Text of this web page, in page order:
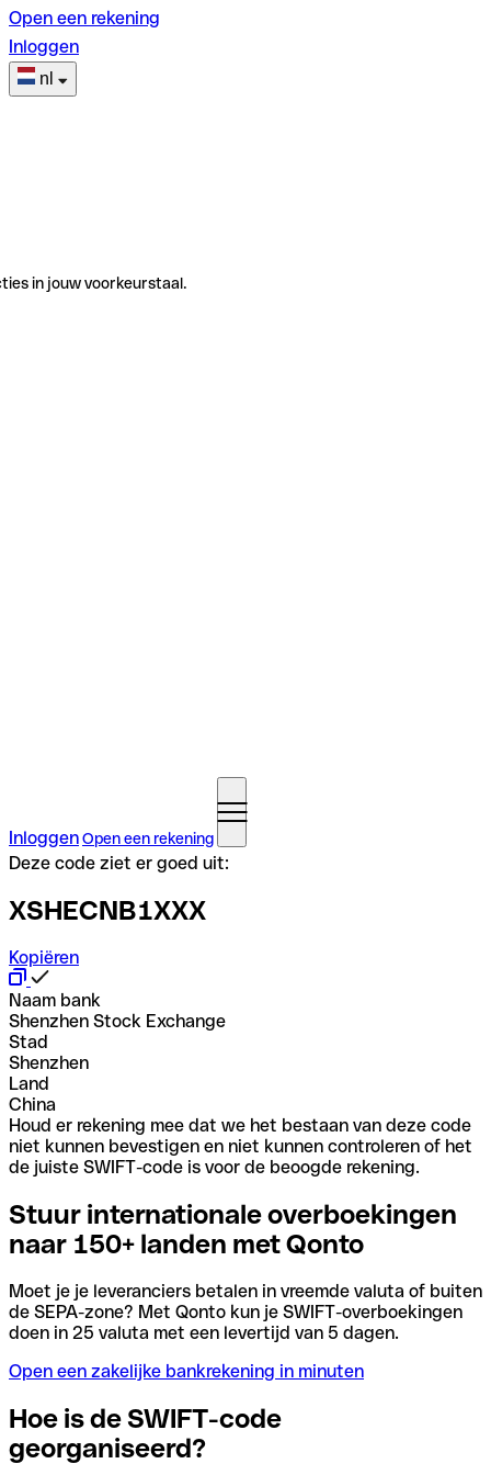
Open een rekening
Inloggen
nl
in jouw voorkeurstaal.
InloggenOpen een rekening
Deze code ziet er goed uit:
XSHECNB1XXX
Kopiëren
Naam bank
Shenzhen Stock Exchange
Stad
Shenzhen
Land
China
Houd er rekening mee dat we het bestaan van deze code
niet kunnen bevestigen en niet kunnen controleren of het
de juiste SWIFT-code is voor de beoogde rekening.
Stuur internationale overboekingen
naar 150+ landen met Qonto
Moet je je leveranciers betalen in vreemde valuta of buiten
de SEPA-zone? Met Qonto kun je SWIFT-overboekingen
doen in 25 valuta met een levertijd van 5 dagen.
Open een zakelijke bankrekening in minuten
Hoe is de SWIFT-code
georganiseerd?